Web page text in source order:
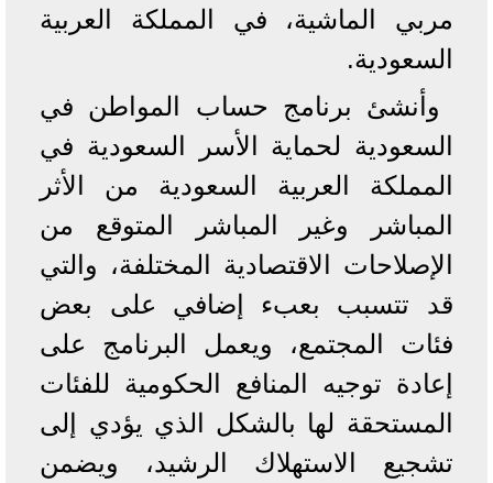
مربي الماشية، في المملكة العربية
السعودية.
وأنشئ برنامج حساب المواطن في
السعودية لحماية الأسر السعودية في
المملكة العربية السعودية من الأثر
المباشر وغير المباشر المتوقع من
الإصلاحات الاقتصادية المختلفة، والتي
قد تتسبب بعبء إضافي على بعض
فئات المجتمع، ويعمل البرنامج على
إعادة توجيه المنافع الحكومية للفئات
المستحقة لها بالشكل الذي يؤدي إلى
تشجيع الاستهلاك الرشيد، ويضمن